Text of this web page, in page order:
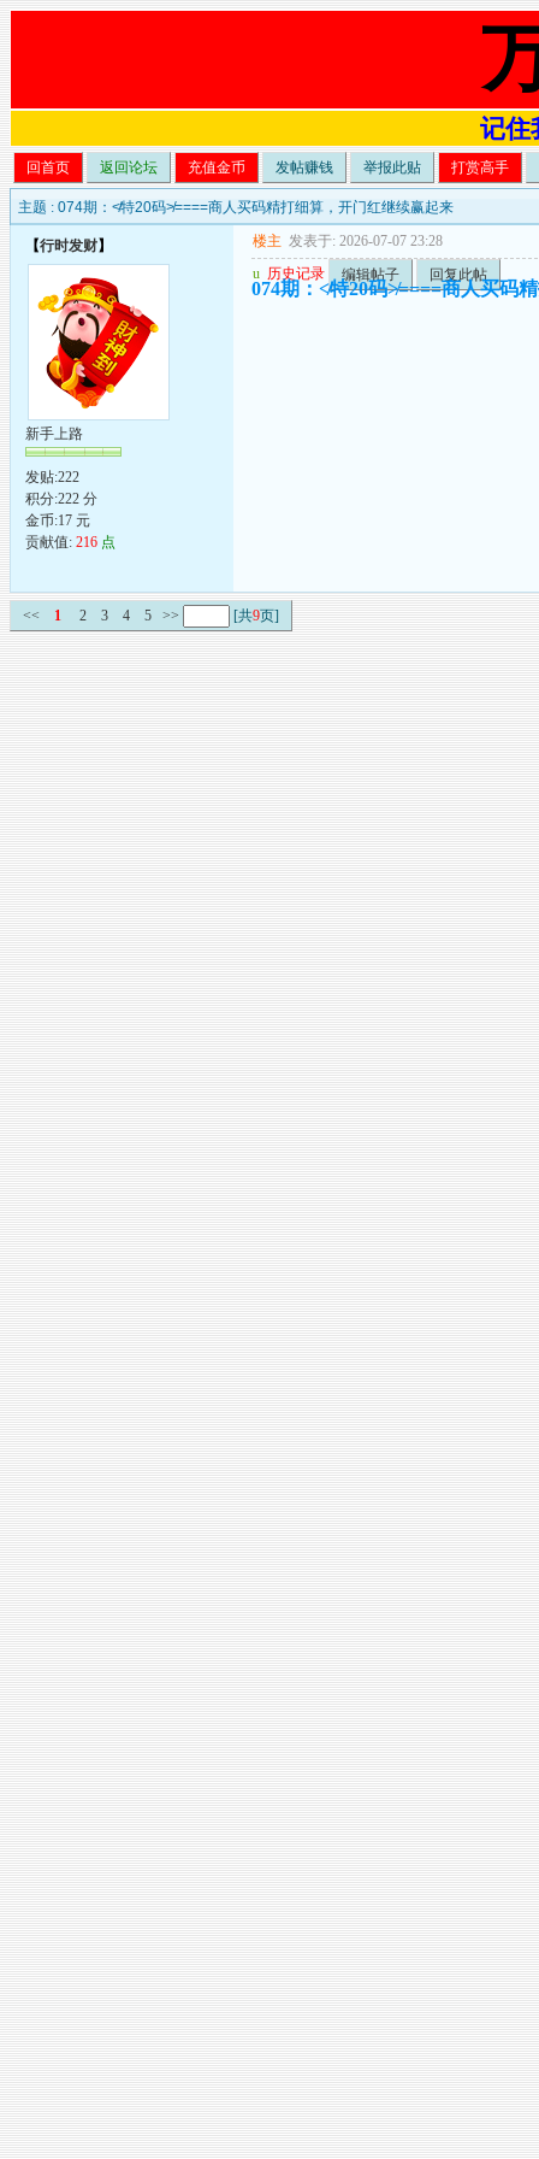
记住
回首页 返回论坛 充值金币 发帖赚钱 举报此贴 打赏高手
主题 : 074期：≮特20码≯====商人买码精打细算，开门红继续赢起来
【行时发财】
新手上路
发贴:222
积分:222 分
金币:17 元
贡献值: 216 点
楼主 发表于: 2026-07-07 23:28
u 历史记录 编辑帖子 回复此帖
074期：≮特20码≯====商人买码
<< 1 2 3 4 5 >> [共9页]